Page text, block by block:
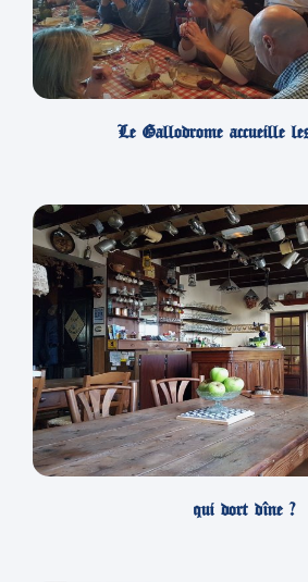
Le Gallodrome accueille
qui dort dîne ?